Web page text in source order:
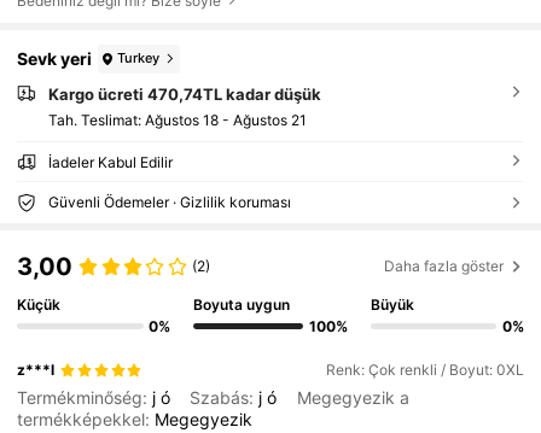
Sevk yeri Turkey
Kargo ücreti 470,74TL kadar düşük
Tah. Teslimat: Ağustos 18 - Ağustos 21
İadeler Kabul Edilir
Güvenli Ödemeler · Gizlilik koruması
3,00 (2) Daha fazla göster
Küçük
0%
Boyuta uygun
100%
Büyük
0%
z***l Renk: Çok renkli / Boyut: 0XL
Termékminőség: jó Szabás: jó
Megegyezik a
termékképekkel: Megegyezik